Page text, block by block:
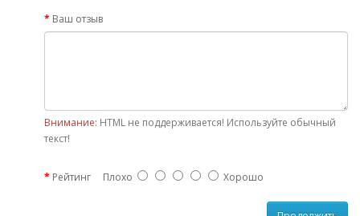
Ваш отзыв
Внимание: HTML не поддерживается! Используйте обычный
текст!
Рейтинг Плохо Хорошо